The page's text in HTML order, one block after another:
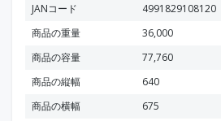
JANコード
4991829108120
商品の重量
36,000
商品の容量
77,760
商品の縦幅
640
商品の横幅
675